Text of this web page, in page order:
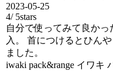
2023-05-25
4/ 5stars
自分で使ってみて良か
入。 首につけるとひん
ました。
iwaki pack&range イワ